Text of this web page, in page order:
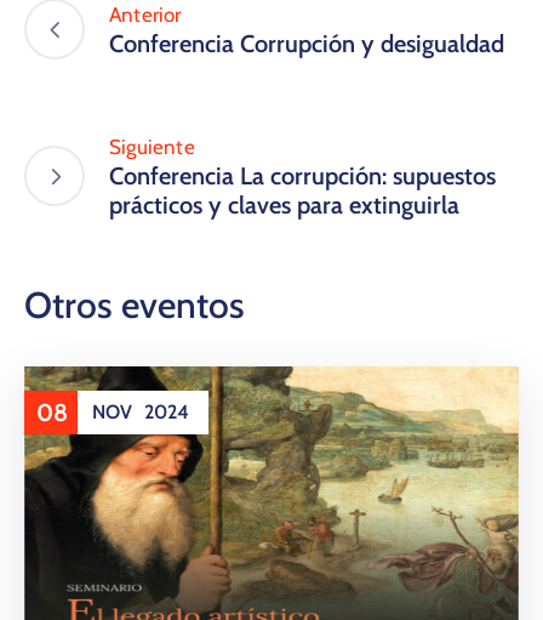
Anterior
Conferencia Corrupción y desigualdad
Siguiente
Conferencia La corrupción: supuestos
prácticos y claves para extinguirla
Otros eventos
08 NOV 2024